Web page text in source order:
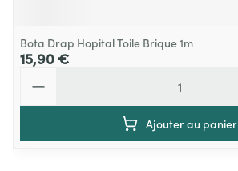
Bota Drap Hopital Toile Brique 1m
15,90 €
Ajouter au panier